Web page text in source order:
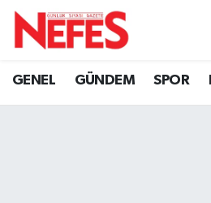
GENEL GÜNDEM SPOR
Hava Durumu